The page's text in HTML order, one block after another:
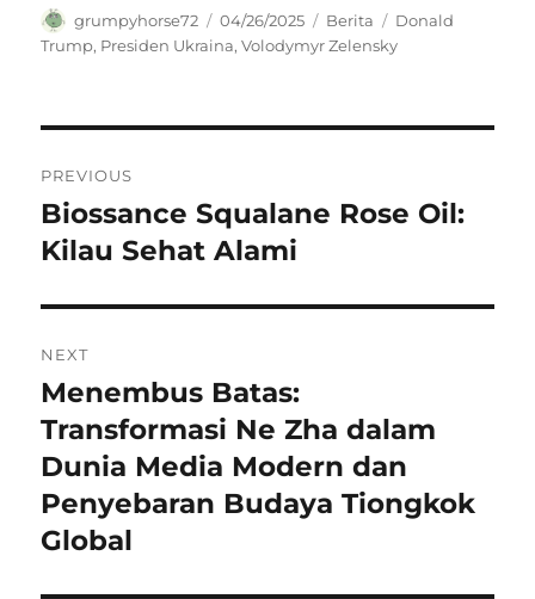
Author
grumpyhorse72
Posted
on
04/26/2025 Categories
Berita Tags
Donald
Trump, Presiden Ukraina,Volodymyr Zelensky
pos
PREVIOUS
Previous
post:
Biossance Squalane Rose Oil:
Kilau Sehat Alami
NEXT
Next
post:
Menembus Batas:
Transformasi Ne Zha dalam
Dunia Media Modern dan
Penyebaran Budaya Tiongkok
Global